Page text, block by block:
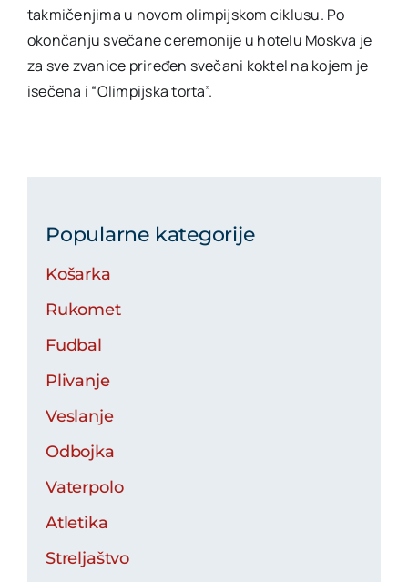
takmičenjima u novom olimpijskom ciklusu. Po
okončanju svečane ceremonije u hotelu Moskva je
za sve zvanice priređen svečani koktel na kojem je
isečena i “Olimpijska torta”.
Popularne kategorije
Košarka
Rukomet
Fudbal
Plivanje
Veslanje
Odbojka
Vaterpolo
Atletika
Streljaštvo